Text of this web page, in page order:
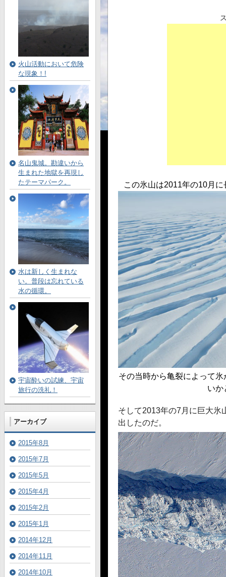
この氷山は2011年の10月
その当時から亀裂によって
いか
そして2013年の7月に巨大氷
出したのだ。
火山活動において危険
な現象！!
名山鬼城。勘違いから
生まれた地獄を再現し
たテーマパーク。
水は新しく生まれな
い。普段は忘れている
水の循環。
宇宙酔いの試練、宇宙
旅行の洗礼！
アーカイブ
2015年8月
2015年7月
2015年5月
2015年4月
2015年2月
2015年1月
2014年12月
2014年11月
2014年10月